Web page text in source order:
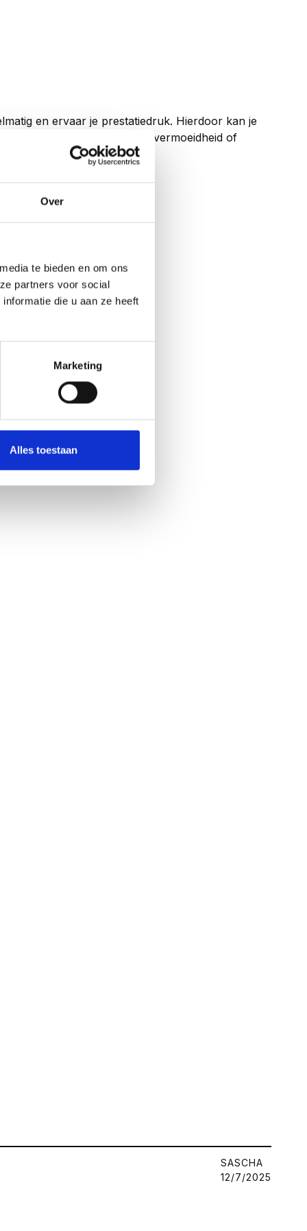
Over
te bieden en om ons
partners voor social
die u aan ze heeft
Marketing
Alles toestaan
en ervaar je prestatiedruk. Hierdoor kan je
nek-, rug- en hoofdpijn, vermoeidheid of
SASCHA
12/7/2025